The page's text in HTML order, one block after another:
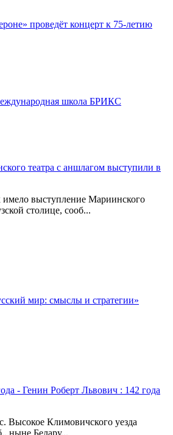
проведёт концерт к 75-летию
школа БРИКС
театра с аншлагом выступили в
выступление Мариинского
столице, сооб...
мир: смыслы и стратегии»
- Генин Роберт Львович : 142 года
Высокое Климовичского уезда
ныне Белару...